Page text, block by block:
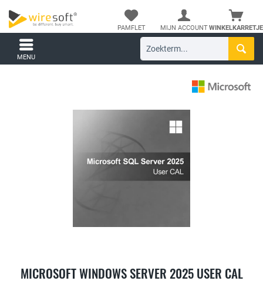
WINKELKARRETJE
PAMFLET MIJN ACCOUNT
MENU
MICROSOFT WINDOWS SERVER 2025 USER CAL